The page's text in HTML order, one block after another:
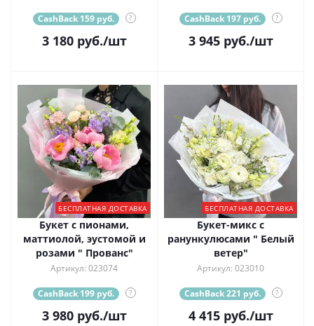
CashBack 159 руб. ?
3 180руб./шт
CashBack 197 руб. ?
3 945руб./шт
БЕСПЛАТНАЯ ДОСТАВКА
Букет с пионами,
маттиолой, эустомой и
розами " Прованс"
Артикул: 023074
CashBack 199 руб. ?
3 980руб./шт
БЕСПЛАТНАЯ ДОСТАВКА
Букет-микс с
ранункулюсами " Белый
ветер"
Артикул: 023010
CashBack 221 руб. ?
4 415руб./шт